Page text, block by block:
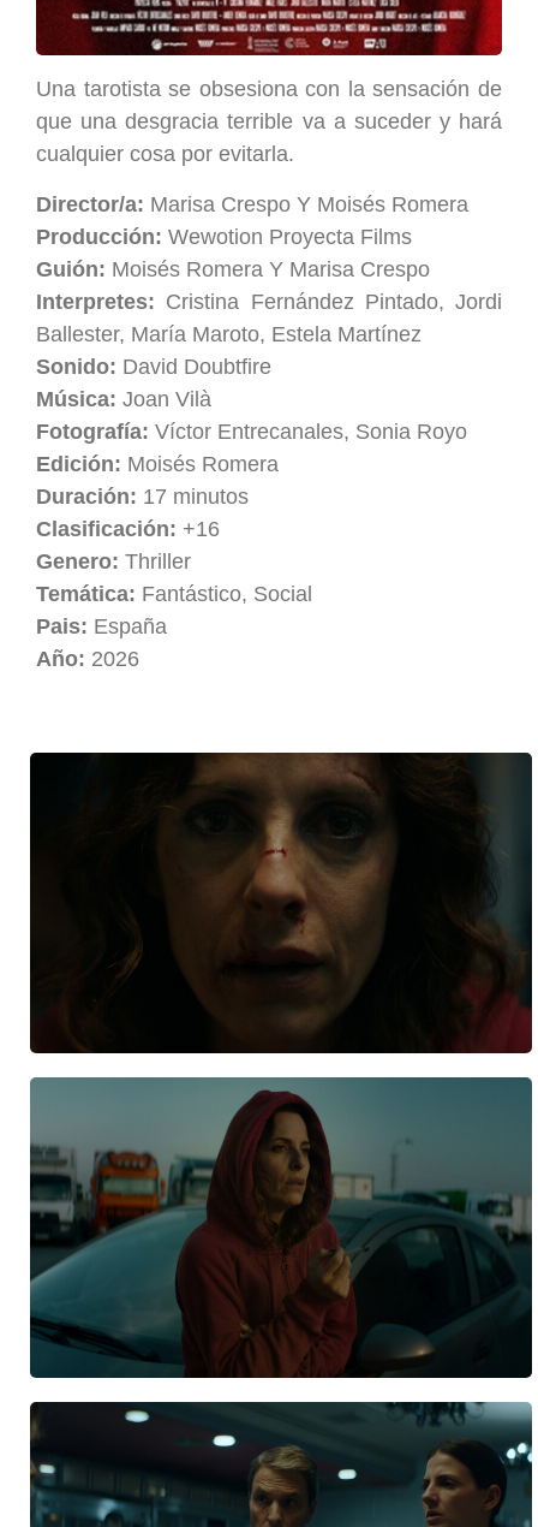
Una tarotista se obsesiona con la sensación de
que una desgracia terrible va a suceder y hará
cualquier cosa por evitarla.
Director/a: Marisa Crespo Y Moisés Romera
Producción: Wewotion Proyecta Films
Guión: Moisés Romera Y Marisa Crespo
Interpretes: Cristina Fernández Pintado, Jordi
Ballester, María Maroto, Estela Martínez
Sonido: David Doubtfire
Música: Joan Vilà
Fotografía: Víctor Entrecanales, Sonia Royo
Edición: Moisés Romera
Duración: 17 minutos
Clasificación: +16
Genero: Thriller
Temática: Fantástico, Social
Pais: España
Año: 2026